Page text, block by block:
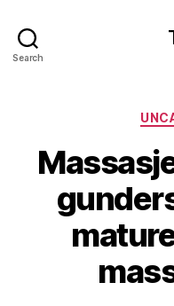
Search